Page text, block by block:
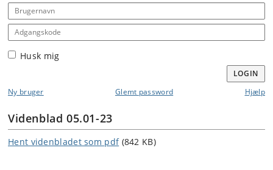
Email address
Adgangskode
Husk mig
LOGIN
Ny bruger
Glemt password Hjælp
Videnblad 05.01-23
Hent videnbladet som pdf (842 KB)